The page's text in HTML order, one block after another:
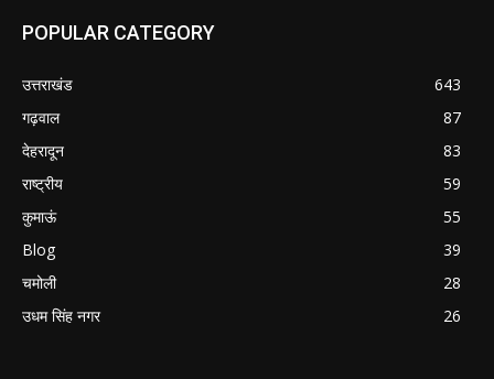
POPULAR CATEGORY
उत्तराखंड
643
गढ़वाल
87
देहरादून
83
राष्ट्रीय
59
कुमाऊं
55
Blog
39
चमोली
28
उधम सिंह नगर
26